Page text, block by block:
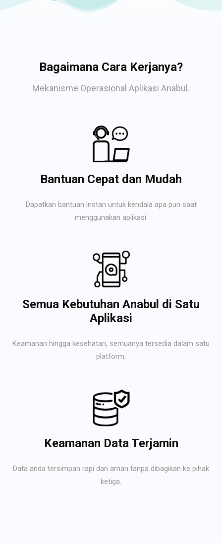
Bagaimana Cara Kerjanya?
Mekanisme Operasional Aplikasi Anabul.
Bantuan Cepat dan Mudah
Dapatkan bantuan instan untuk kendala apa pun saat
menggunakan aplikasi.
Semua Kebutuhan Anabul di Satu
Aplikasi
Keamanan hingga kesehatan, semuanya tersedia dalam satu
platform.
Keamanan Data Terjamin
Data anda tersimpan rapi dan aman tanpa dibagikan ke pihak
ketiga.